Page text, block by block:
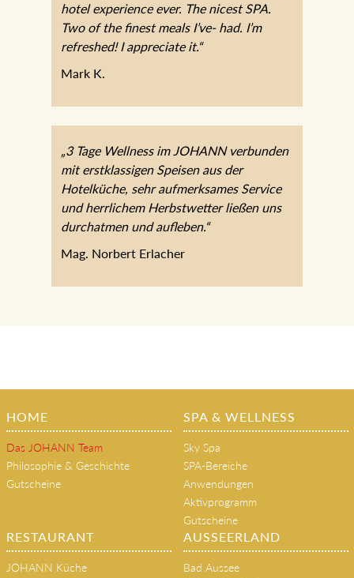
hotel experience ever. The nicest SPA.
Two of the finest meals I’ve- had. I’m
refreshed! I appreciate it.“
Mark K.
„3 Tage Wellness im JOHANN verbunden
mit erstklassigen Speisen aus der
Hotelküche, sehr aufmerksames Service
und herrlichem Herbstwetter ließen uns
durchatmen und aufleben.“
Mag. Norbert Erlacher
HOME
Das JOHANN Team
Philosophie & Geschichte
Gutscheine
SPA & WELLNESS
Sky Spa
SPA-Bereiche
Anwendungen
Aktivprogramm
Gutscheine
RESTAURANT
JOHANN Küche
AUSSEERLAND
Bad Aussee